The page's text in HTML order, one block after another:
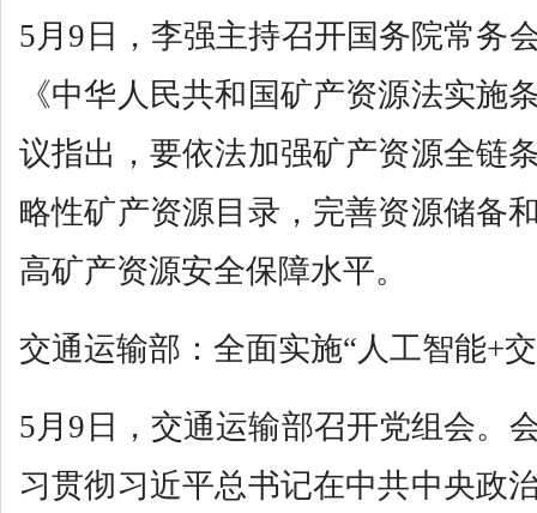
5月9日，李强主持召开国务院常务
《中华人民共和国矿产资源法实施
议指出，要依法加强矿产资源全链
略性矿产资源目录，完善资源储备
高矿产资源安全保障水平。
交通运输部：全面实施“人工智能+
5月9日，交通运输部召开党组会。
习贯彻习近平总书记在中共中央政